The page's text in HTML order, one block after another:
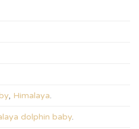
, Himalaya.
dolphin baby.